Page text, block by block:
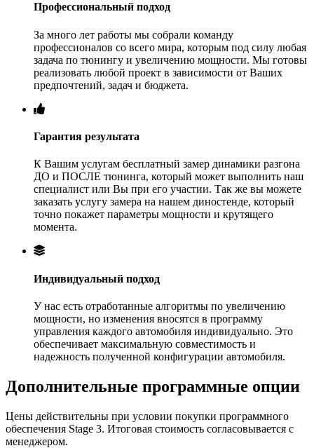
Профессиональный подход
За много лет работы мы собрали команду
профессионалов со всего мира, которым под силу любая
задача по тюнингу и увеличению мощности. Мы готовы
реализовать любой проект в зависимости от Ваших
предпочтений, задач и бюджета.
Гарантия результата
К Вашим услугам бесплатный замер динамики разгона
ДО и ПОСЛЕ тюнинга, который может выполнить наш
специалист или Вы при его участии. Так же вы можете
заказать услугу замера на нашем диностенде, который
точно покажет параметры мощности и крутящего
момента.
Индивидуальный подход
У нас есть отработанные алгоритмы по увеличению
мощности, но изменения вносятся в программу
управления каждого автомобиля индивидуально. Это
обеспечивает максимальную совместимость и
надежность полученной конфигурации автомобиля.
Дополнительные программные опции
Цены действительны при условии покупки программного
обеспечения Stage 3. Итоговая стоимость согласовывается с
менеджером.